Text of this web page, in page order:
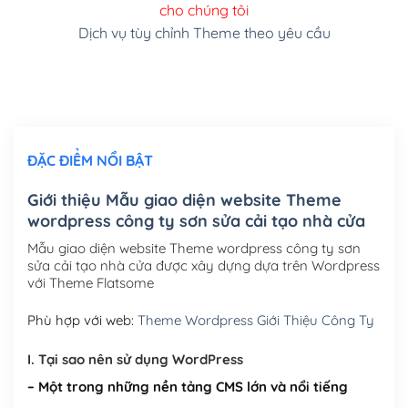
Cài đặt SMTP Mail cho site Wordpress(+100,000₫)
Mua thêm Host + Tên miền
Tên miền quốc tế .com .net .org (1 năm)
Tên miền Việt Nam .vn (1 năm)(+550,000₫)
Hosting 2GB SSD (1 năm) (+450,000₫)
Hosting 8GB SSD (1 năm) (+950,000₫)
cho chúng tôi
Dịch vụ tùy chỉnh Theme theo yêu cầu
ĐẶC ĐIỂM NỔI BẬT
Giới thiệu Mẫu giao diện website Theme
wordpress công ty sơn sửa cải tạo nhà cửa
Mẫu giao diện website Theme wordpress công ty sơn
sửa cải tạo nhà cửa được xây dựng dựa trên Wordpress
với Theme Flatsome
Phù hợp với web: Theme Wordpress Giới Thiệu Công Ty
I. Tại sao nên sử dụng WordPress
– Một trong những nền tảng CMS lớn và nổi tiếng